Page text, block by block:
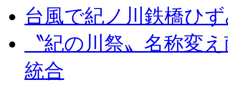
台風で紀ノ川鉄橋ひ
〝紀の川祭〟名称変
統合